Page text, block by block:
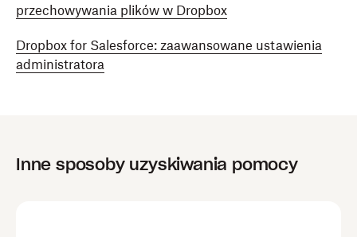
przechowywania plików w Dropbox
Dropbox for Salesforce: zaawansowane ustawienia
administratora
Inne sposoby uzyskiwania pomocy